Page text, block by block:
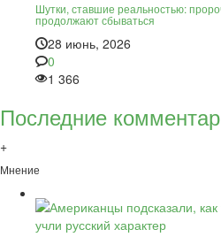
Шутки, ставшие реальностью:
продолжают сбываться
28 июнь, 2026
0
1 366
Последние
+
Мнение